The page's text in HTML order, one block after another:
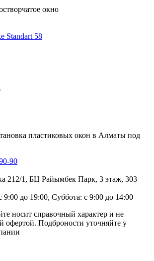
окно
Standart 58
пластиковых окон в Алматы под
90
212/1, БЦ Райымбек Парк, 3 этаж, 303
9:00 до 19:00, Суббота: с 9:00 до 14:00
носит справочный характер и не
офертой. Подброности уточняйте у